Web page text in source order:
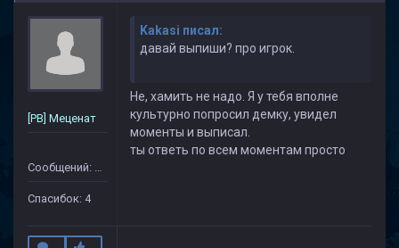
[PB] Меценат
Сообщений: 79
Спасибок: 4
Kakasi писал:
давай выпиши? про игрок.
Не, хамить не надо. Я у тебя вполне
культурно попросил демку, увидел
моменты и выписал.
ты ответь по всем моментам просто